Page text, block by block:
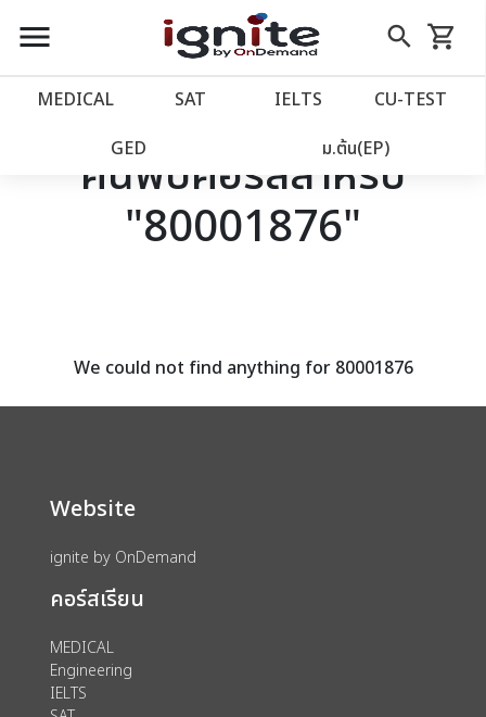
close
account_balance หน้าแรก
เว็บไซต์อิกไนท์
โปรโมชั่น
assignment ลงทะเบียน
menu search
Skip
to
shopping_cart
รถเข็น
MEDICAL SAT IELTS CU‑TEST
GED ม.ต้น(EP)
ค้นพบคอร์สสำหรับ
"80001876"
We could not find anything for 80001876
Website
ignite by OnDemand
คอร์สเรียน
MEDICAL
Engineering
IELTS